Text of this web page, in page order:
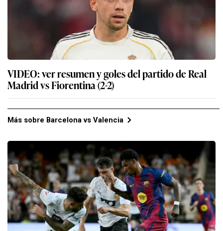
VIDEO: ver resumen y goles del partido de Real
Madrid vs Fiorentina (2-2)
Más sobre Barcelona vs Valencia